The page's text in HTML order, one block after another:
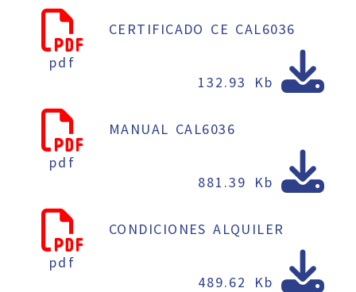
pdf
CERTIFICADO CE CAL6036
132.93 Kb
pdf
MANUAL CAL6036
881.39 Kb
pdf
CONDICIONES ALQUILER
489.62 Kb